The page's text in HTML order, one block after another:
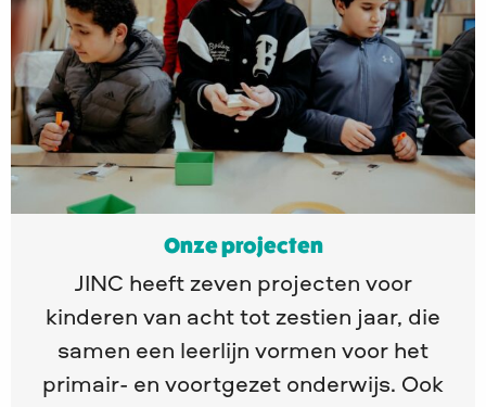
Onze projecten
JINC heeft zeven projecten voor
kinderen van acht tot zestien jaar, die
samen een leerlijn vormen voor het
primair- en voortgezet onderwijs. Ook
Onze
projecten